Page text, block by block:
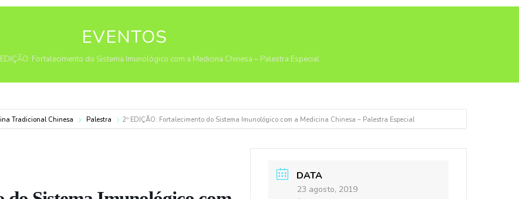
EVENTOS
EDIÇÃO: Fortalecimento do Sistema Imunológico com a Medicina Chinesa – Palestra Especial
Tradicional Chinesa Palestra 2º EDIÇÃO: Fortalecimento do Sistema Imunológico com a Medicina Chinesa – Palestra Especial
DATA
23 agosto, 2019